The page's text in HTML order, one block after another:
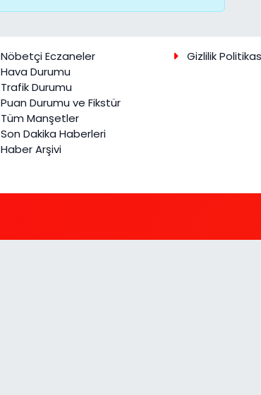
Nöbetçi Eczaneler
Hava Durumu
Trafik Durumu
Puan Durumu ve Fikstür
Tüm Manşetler
Son Dakika Haberleri
Haber Arşivi
Gizlilik